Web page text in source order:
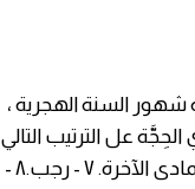
السنة الهجرية ،
عل الترتيب التالي
١ - مُحرّم. ٢ - صفر. ٣- ربيع الأول. ٤ - ربيع الثاني. ٥ - جُمادى الأولى.٦ - جُمادى الآخرة. ٧ - رجب.٨ -